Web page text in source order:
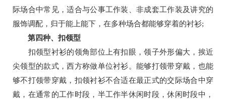
际场合中常见，适合与公事工作装、非成套工作装及讲究的
服饰调配，归于能上能下，在多种场合都能够穿着的衬衫;
第四种、扣领型
扣领型衬衫的领角部位上有扣眼，领子外形偏大，挨近
尖领型的款式，西方称做单位衬衫。能够打领带穿戴，也能
够不打领带穿戴，扣领衬衫不合适在最正式的交际场合中穿
戴，在通常的工作时段，半工作半休闲时段，休闲时段中，